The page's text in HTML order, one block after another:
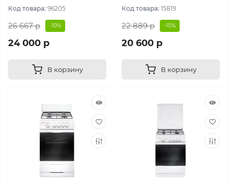
Код товара: 96205
26 667 р -10%
24 000 р
В корзину
Код товара: 15819
22 889 р -10%
20 600 р
В корзину